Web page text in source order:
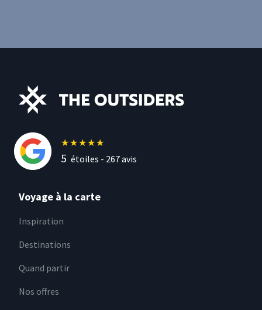
★★★★★
5 étoiles - 267avis
Voyage à la carte
Inspiration
Destinations
Quand partir
Nos offres